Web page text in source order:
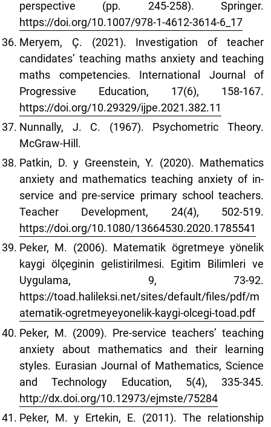
perspective (pp. 245-258). Springer.
https://doi.org/10.1007/978-1-4612-3614-6_17
Meryem, Ç. (2021). Investigation of teacher
candidates’ teaching maths anxiety and teaching
maths competencies. International Journal of
Progressive Education, 17(6), 158-167.
https://doi.org/10.29329/ijpe.2021.382.11
Nunnally, J. C. (1967). Psychometric Theory.
McGraw-Hill.
Patkin, D. y Greenstein, Y. (2020). Mathematics
anxiety and mathematics teaching anxiety of in-
service and pre-service primary school teachers.
Teacher Development, 24(4), 502-519.
https://doi.org/10.1080/13664530.2020.1785541
Peker, M. (2006). Matematik ögretmeye yönelik
kaygi ölçeginin gelistirilmesi. Egitim Bilimleri ve
Uygulama, 9, 73-92.
https://toad.halileksi.net/sites/default/files/pdf/m
atematik-ogretmeyeyonelik-kaygi-olcegi-toad.pdf
Peker, M. (2009). Pre-service teachers’ teaching
anxiety about mathematics and their learning
styles. Eurasian Journal of Mathematics, Science
and Technology Education, 5(4), 335-345.
http://dx.doi.org/10.12973/ejmste/75284
Peker, M. y Ertekin, E. (2011). The relationship